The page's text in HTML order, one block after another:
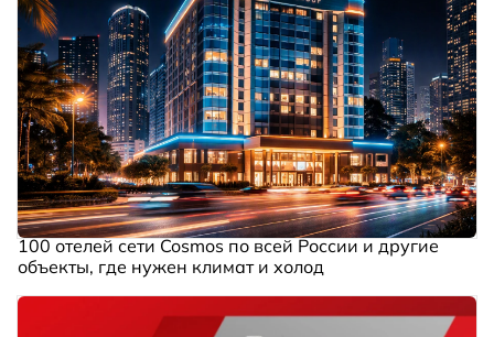
100 отелей сети Cosmos по всей России и другие
объекты, где нужен климат и холод